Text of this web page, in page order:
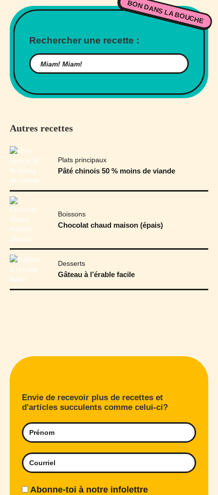
BON DANS LA BOUCHE
Rechercher une recette :
Autres recettes
Plats principaux
Pâté chinois 50 % moins de viande
Boissons
Chocolat chaud maison (épais)
Desserts
Gâteau à l’érable facile
Envie de recevoir plus de recettes et
d'articles succulents comme celui-ci?
Abonne-toi à notre infolettre